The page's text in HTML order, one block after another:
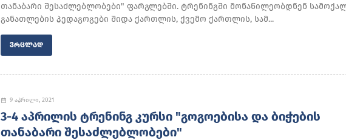
თანაბარი შესაძლებლობები" ფარგლებში. ტრენინგში მონაწილეობდნენ
განათლების პედაგოგები შიდა ქართლის, ქვემო ქართლის, სამ...
ᲕᲠᲪᲚᲐᲓ
9 აპრილი, 2021
3-4 ᲐᲞᲠᲘᲚᲘᲡ ᲢᲠᲔᲜᲘᲜᲒ ᲙᲣᲠᲡᲘ "ᲒᲝᲒᲝᲔᲑᲘᲡᲐ ᲓᲐ ᲑᲘᲭᲔᲑᲘᲡ
ᲗᲐᲜᲐᲑᲐᲠᲘ ᲨᲔᲡᲐᲫᲚᲔᲑᲚᲝᲑᲔᲑᲘ"